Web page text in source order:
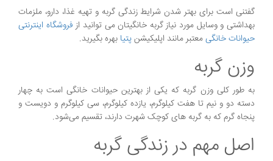
گفتنی است برای بهتر شدن شرایط زندگی گربه و تهیه غذا، دارو، ملزمات
بهداشتی و وسایل مورد نیاز گربه خانگیتان می توانید از فروشگاه اینترنتی
حیوانات خانگیمعتبر مانند اپلیکیشنپتیا بهره بگیرید.
وزن گربه
به طور کلی وزن گربه که یکی از بهترین حیوانات خانگی است به چهار
دسته دو و نیم تا هفت کیلوگرم، یازده کیلوگرم، سی کیلوگرم و دویست و
پنجاه گرم که به گربه های کوچک شهرت دارند، تقسیم می‌شود.
اصل مهم در زندگی گربه